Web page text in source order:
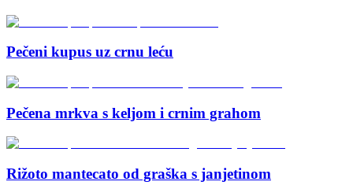
Pečeni kupus uz crnu leću
Pečena mrkva s keljom i crnim grahom
Rižoto mantecato od graška s janjetinom